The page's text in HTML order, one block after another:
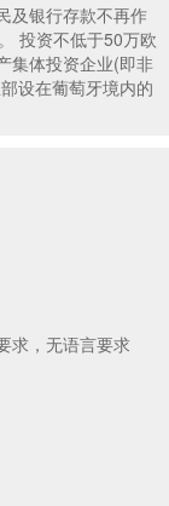
及银行存款不再作
投资不低于50万欧
集体投资企业(即非
设在葡萄牙境内的
求，无语言要求